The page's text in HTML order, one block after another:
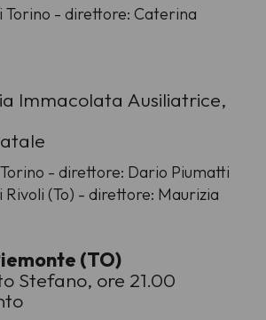
Torino - direttore: Caterina
Immacolata Ausiliatrice,
- direttore: Dario Piumatti
Rivoli (To) - direttore: Maurizia
(TO)
Stefano, ore 21.00